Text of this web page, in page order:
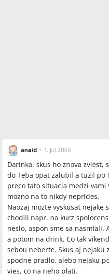
anaid • 1. júl 2009
Darinka, skus ho znova zviest,
do Teba opat zalubil a tuzil po
preco tato situacia medzi
mozno na to nikdy neprides.
Naozaj mozte vyskusat nejake
chodili napr. na kurz
neslo, aspon sme sa nasmiali.
a potom na drink. Co tak
sebou neberte. Skus aj nejaku
spodne pradlo, alebo nejaku
vies, co na neho plati.